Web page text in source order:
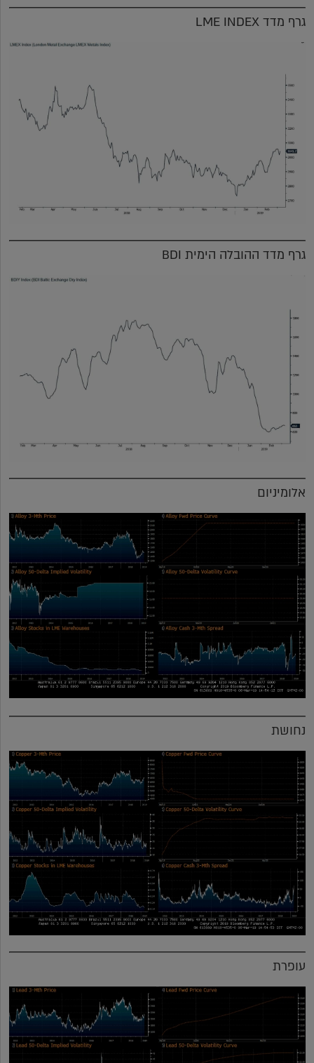
גרף מדד LME INDEX
גרף מדד ההובלה הימית BDI
אלומיניום
נחושת
עופרת